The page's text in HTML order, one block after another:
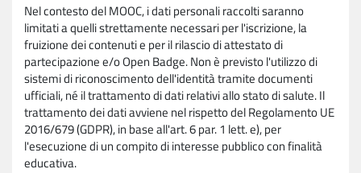
Nel contesto del MOOC, i dati personali raccolti saranno
limitati a quelli strettamente necessari per l'iscrizione, la
fruizione dei contenuti e per il rilascio di attestato di
partecipazione e/o Open Badge. Non è previsto l'utilizzo di
sistemi di riconoscimento dell'identità tramite documenti
ufficiali, né il trattamento di dati relativi allo stato di salute. Il
trattamento dei dati avviene nel rispetto del Regolamento UE
2016/679 (GDPR), in base all'art. 6 par. 1 lett. e), per
l'esecuzione di un compito di interesse pubblico con finalità
educativa.